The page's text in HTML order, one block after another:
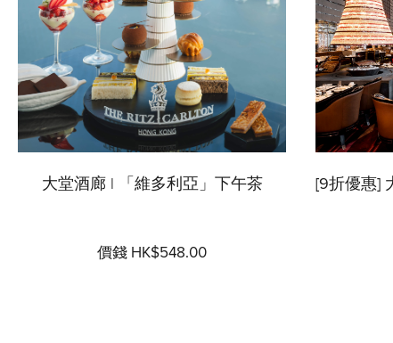
大堂酒廊 | 「維多利亞」下午茶
價錢 HK$548.00
[9折優惠]